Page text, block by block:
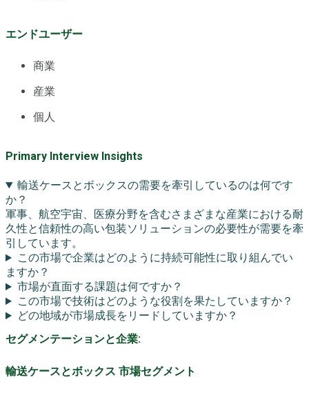
エンドユーザー
商業
産業
個人
Primary Interview Insights
輸送ケースとボックスの需要を牽引しているのは何です
か？
軍事、航空宇宙、医療分野を含むさまざまな産業における耐
久性と信頼性の高い包装ソリューションの必要性が需要を牽
引しています。
この市場で企業はどのように持続可能性に取り組んでい
ますか？
市場が直面する課題は何ですか？
この市場で技術はどのような役割を果たしていますか？
どの地域が市場成長をリードしていますか？
セグメンテーションと企業:
輸送ケースとボックス 市場セグメント